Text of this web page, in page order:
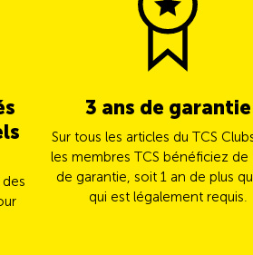
3 ans de garantie
Sur tous les articles du TCS
les membres TCS bénéficiez de
de garantie, soit 1 an de plus
qui est légalement requis.